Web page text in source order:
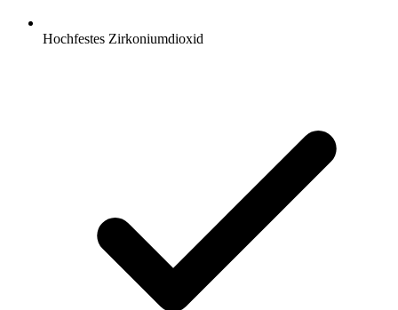
Hochfestes Zirkoniumdioxid